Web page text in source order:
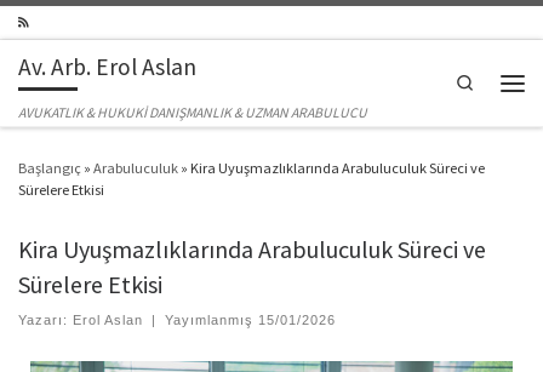
Av. Arb. Erol Aslan
AVUKATLIK & HUKUKİ DANIŞMANLIK & UZMAN ARABULUCU
Search
Başlangıç » Arabuluculuk » Kira Uyuşmazlıklarında Arabuluculuk Süreci ve
Sürelere Etkisi
Kira Uyuşmazlıklarında Arabuluculuk Süreci ve
Sürelere Etkisi
Yazarı: Erol Aslan | Yayımlanmış 15/01/2026